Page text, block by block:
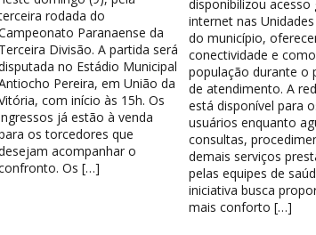
rodada do
Paranaense da
Terceira Divisão. A partida será
no Estádio Municipal
Pereira, em União da
com início às 15h. Os
já estão à venda
os torcedores que
acompanhar o
Os […]
disponibilizou acesso
internet nas
do município,
conectividade e
população durante o
de atendimento. A
está disponível para
usuários enquanto
consultas,
demais serviços
pelas equipes de
iniciativa busca
mais conforto […]